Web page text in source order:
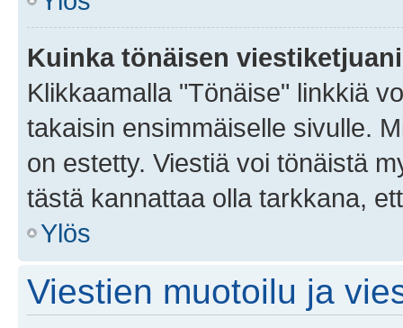
Kuinka tönäisen
Klikkaamalla "Tönäise" linkkiä
takaisin ensimmäiselle sivulle.
on estetty. Viestiä voi tönäistä
tästä kannattaa olla tarkkana,
Ylös
Viestien muotoilu ja